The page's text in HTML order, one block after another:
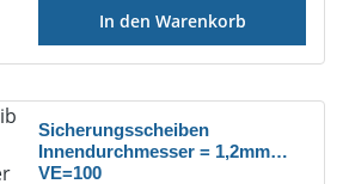
In den Warenkorb
Sicherungsscheiben
Innendurchmesser = 1,2mm
VE=100